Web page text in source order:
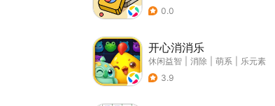
0.0
开心消消乐
休闲益智 消除 萌系
乐元素
3.9